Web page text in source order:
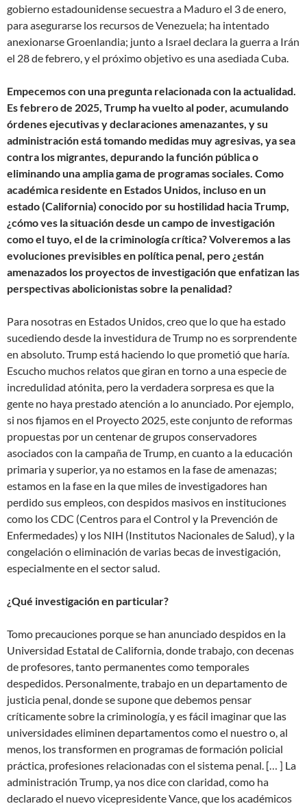
gobierno estadounidense secuestra a Maduro el 3 de enero,
para asegurarse los recursos de Venezuela; ha intentado
anexionarse Groenlandia; junto a Israel declara la guerra a Irán
el 28 de febrero, y el próximo objetivo es una asediada Cuba.
Empecemos con una pregunta relacionada con la actualidad.
Es febrero de 2025, Trump ha vuelto al poder, acumulando
órdenes ejecutivas y declaraciones amenazantes, y su
administración está tomando medidas muy agresivas, ya sea
contra los migrantes, depurando la función pública o
eliminando una amplia gama de programas sociales. Como
académica residente en Estados Unidos, incluso en un
estado (California) conocido por su hostilidad hacia Trump,
¿cómo ves la situación desde un campo de investigación
como el tuyo, el de la criminología crítica? Volveremos a las
evoluciones previsibles en política penal, pero ¿están
amenazados los proyectos de investigación que enfatizan las
perspectivas abolicionistas sobre la penalidad?
Para nosotras en Estados Unidos, creo que lo que ha estado
sucediendo desde la investidura de Trump no es sorprendente
en absoluto. Trump está haciendo lo que prometió que haría.
Escucho muchos relatos que giran en torno a una especie de
incredulidad atónita, pero la verdadera sorpresa es que la
gente no haya prestado atención a lo anunciado. Por ejemplo,
si nos fijamos en el Proyecto 2025, este conjunto de reformas
propuestas por un centenar de grupos conservadores
asociados con la campaña de Trump, en cuanto a la educación
primaria y superior, ya no estamos en la fase de amenazas;
estamos en la fase en la que miles de investigadores han
perdido sus empleos, con despidos masivos en instituciones
como los CDC (Centros para el Control y la Prevención de
Enfermedades) y los NIH (Institutos Nacionales de Salud), y la
congelación o eliminación de varias becas de investigación,
especialmente en el sector salud.
¿Qué investigación en particular?
Tomo precauciones porque se han anunciado despidos en la
Universidad Estatal de California, donde trabajo, con decenas
de profesores, tanto permanentes como temporales
despedidos. Personalmente, trabajo en un departamento de
justicia penal, donde se supone que debemos pensar
críticamente sobre la criminología, y es fácil imaginar que las
universidades eliminen departamentos como el nuestro o, al
menos, los transformen en programas de formación policial
práctica, profesiones relacionadas con el sistema penal. [… ] La
administración Trump, ya nos dice con claridad, como ha
declarado el nuevo vicepresidente Vance, que los académicos